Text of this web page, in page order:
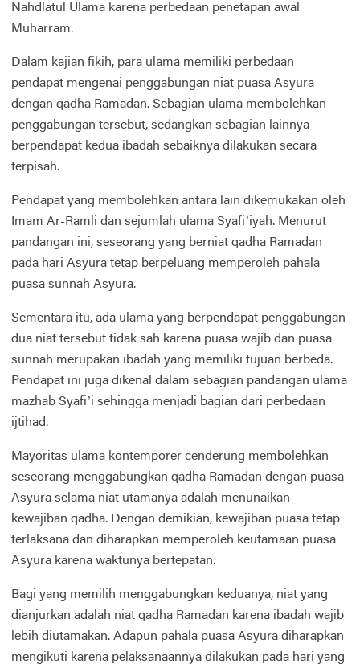
Nahdlatul Ulama karena perbedaan penetapan awal
Muharram.
Dalam kajian fikih, para ulama memiliki perbedaan
pendapat mengenai penggabungan niat puasa Asyura
dengan qadha Ramadan. Sebagian ulama membolehkan
penggabungan tersebut, sedangkan sebagian lainnya
berpendapat kedua ibadah sebaiknya dilakukan secara
terpisah.
Pendapat yang membolehkan antara lain dikemukakan oleh
Imam Ar-Ramli dan sejumlah ulama Syafi’iyah. Menurut
pandangan ini, seseorang yang berniat qadha Ramadan
pada hari Asyura tetap berpeluang memperoleh pahala
puasa sunnah Asyura.
Sementara itu, ada ulama yang berpendapat penggabungan
dua niat tersebut tidak sah karena puasa wajib dan puasa
sunnah merupakan ibadah yang memiliki tujuan berbeda.
Pendapat ini juga dikenal dalam sebagian pandangan ulama
mazhab Syafi’i sehingga menjadi bagian dari perbedaan
ijtihad.
Mayoritas ulama kontemporer cenderung membolehkan
seseorang menggabungkan qadha Ramadan dengan puasa
Asyura selama niat utamanya adalah menunaikan
kewajiban qadha. Dengan demikian, kewajiban puasa tetap
terlaksana dan diharapkan memperoleh keutamaan puasa
Asyura karena waktunya bertepatan.
Bagi yang memilih menggabungkan keduanya, niat yang
dianjurkan adalah niat qadha Ramadan karena ibadah wajib
lebih diutamakan. Adapun pahala puasa Asyura diharapkan
mengikuti karena pelaksanaannya dilakukan pada hari yang